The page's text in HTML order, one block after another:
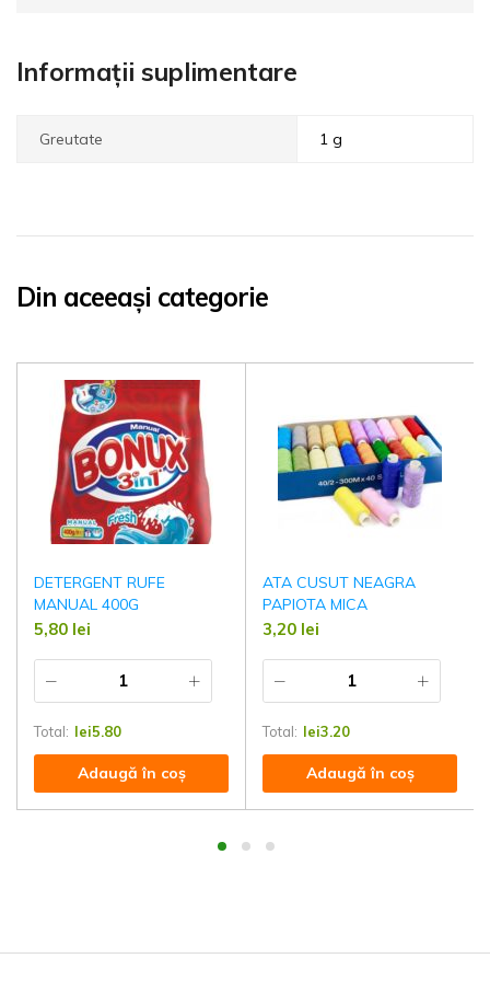
Informații suplimentare
Greutate 1 g
Din aceeași categorie
DETERGENT RUFE
MANUAL 400G
5,80 lei
Total: lei5.80
Adaugă în coș
ATA CUSUT NEAGRA
PAPIOTA MICA
3,20 lei
Total: lei3.20
Adaugă în coș